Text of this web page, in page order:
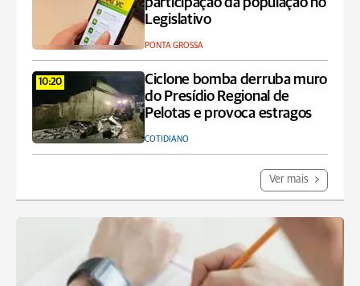
Legislativo
PONTA GROSSA
10:20
Ciclone bomba derruba muro
do Presídio Regional de
Pelotas e provoca estragos
COTIDIANO
Ver mais